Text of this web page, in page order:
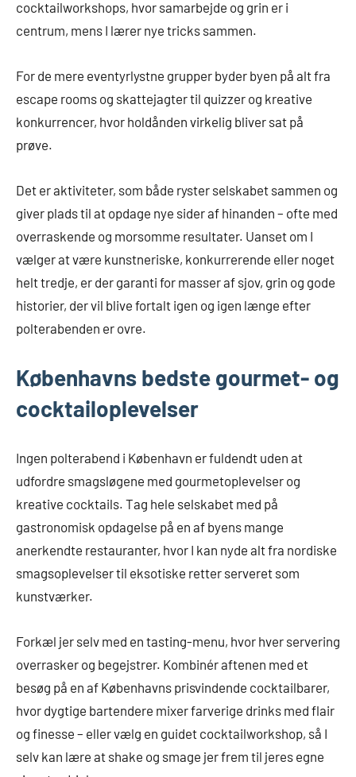
cocktailworkshops, hvor samarbejde og grin er i
centrum, mens I lærer nye tricks sammen.
For de mere eventyrlystne grupper byder byen på alt fra
escape rooms og skattejagter til quizzer og kreative
konkurrencer, hvor holdånden virkelig bliver sat på
prøve.
Det er aktiviteter, som både ryster selskabet sammen og
giver plads til at opdage nye sider af hinanden – ofte med
overraskende og morsomme resultater. Uanset om I
vælger at være kunstneriske, konkurrerende eller noget
helt tredje, er der garanti for masser af sjov, grin og gode
historier, der vil blive fortalt igen og igen længe efter
polterabenden er ovre.
Københavns bedste gourmet- og
cocktailoplevelser
Ingen polterabend i København er fuldendt uden at
udfordre smagsløgene med gourmetoplevelser og
kreative cocktails. Tag hele selskabet med på
gastronomisk opdagelse på en af byens mange
anerkendte restauranter, hvor I kan nyde alt fra nordiske
smagsoplevelser til eksotiske retter serveret som
kunstværker.
Forkæl jer selv med en tasting-menu, hvor hver servering
overrasker og begejstrer. Kombinér aftenen med et
besøg på en af Københavns prisvindende cocktailbarer,
hvor dygtige bartendere mixer farverige drinks med flair
og finesse – eller vælg en guidet cocktailworkshop, så I
selv kan lære at shake og smage jer frem til jeres egne